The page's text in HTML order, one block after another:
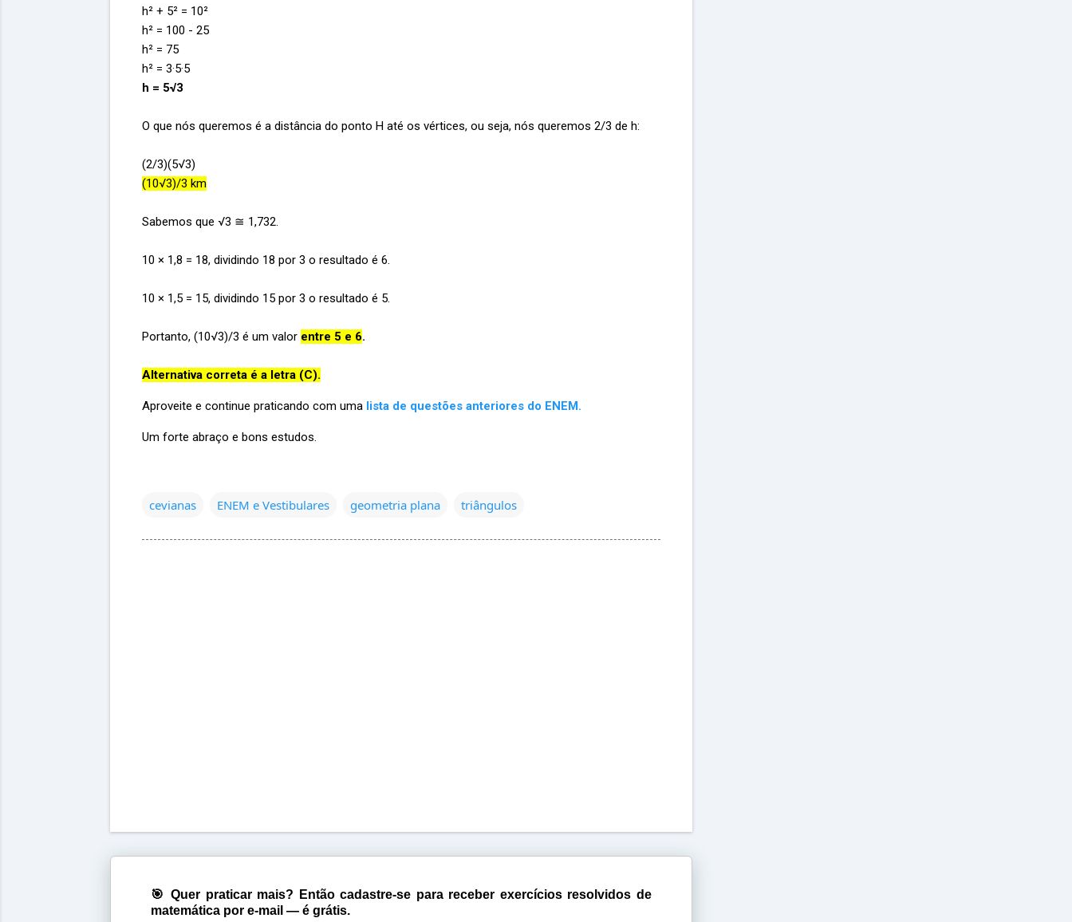
h² + 5² = 10²
h² = 100 - 25
h² = 75
h² = 3·5·5
h = 5√3
O que nós queremos é a distância do ponto H até os vértices, ou seja, nós queremos 2/3 de h:
(2/3)(5√3)
(10√3)/3 km
Sabemos que √3 ≅ 1,732.
10 × 1,8 = 18, dividindo 18 por 3 o resultado é 6.
10 × 1,5 = 15, dividindo 15 por 3 o resultado é 5.
Portanto, (10√3)/3 é um valor entre 5 e 6.
Alternativa correta é a letra (C).
Aproveite e continue praticando com uma lista de questões anteriores do ENEM.
Um forte abraço e bons estudos.
cevianas ENEM e Vestibulares geometria plana triângulos
🎯 Quer praticar mais? Então cadastre-se para receber exercícios resolvidos de
matemática por e-mail — é grátis.